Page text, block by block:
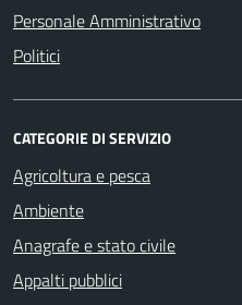
Personale Amministrativo
Politici
CATEGORIE DI SERVIZIO
Agricoltura e pesca
Ambiente
Anagrafe e stato civile
Appalti pubblici